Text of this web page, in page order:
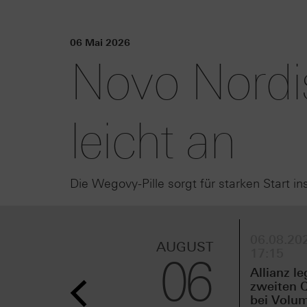
06 Mai 2026
Novo
leicht an
Die Wegovy-Pille sorgt für starken Start
AUGUST
06
Allianz
zweiten
bei